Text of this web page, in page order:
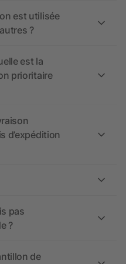
est utilisée
?
est la
prioritaire
d’expédition
pas
?
de